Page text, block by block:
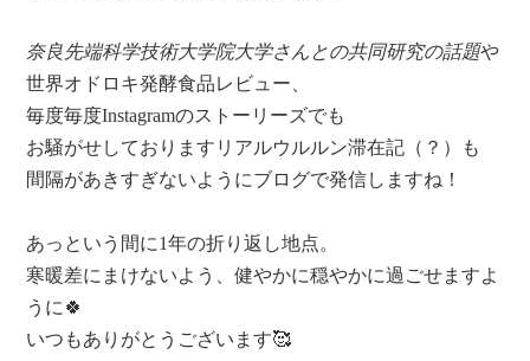
奈良先端科学技術大学院大学さんとの共同研究の話題や
世界オドロキ発酵食品レビュー、
毎度毎度Instagramのストーリーズでも
お騒がせしておりますリアルウルルン滞在記（？）も
間隔があきすぎないようにブログで発信しますね！
あっという間に1年の折り返し地点。
寒暖差にまけないよう、健やかに穏やかに過ごせますよ
うに🍀
いつもありがとうございます🥰